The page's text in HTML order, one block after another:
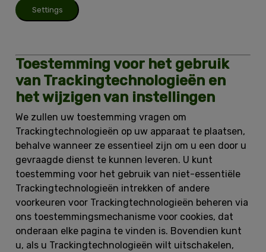
Settings
Toestemming voor het gebruik
van Trackingtechnologieën en
het wijzigen van instellingen
We zullen uw toestemming vragen om
Trackingtechnologieën op uw apparaat te plaatsen,
behalve wanneer ze essentieel zijn om u een door u
gevraagde dienst te kunnen leveren. U kunt
toestemming voor het gebruik van niet-essentiële
Trackingtechnologieën intrekken of andere
voorkeuren voor Trackingtechnologieën beheren via
ons toestemmingsmechanisme voor cookies, dat
onderaan elke pagina te vinden is. Bovendien kunt
u, als u Trackingtechnologieën wilt uitschakelen,